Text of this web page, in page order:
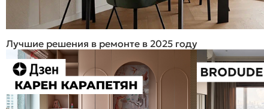
Лучшие решения в ремонте в 2025 году